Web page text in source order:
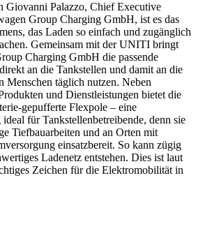
Giovanni Palazzo, Chief Executive
Group Charging GmbH, ist es das
das Laden so einfach und zugänglich
Gemeinsam mit der UNITI bringt
Charging GmbH die passende
an die Tankstellen und damit an die
Menschen täglich nutzen. Neben
und Dienstleistungen bietet die
gepufferte Flexpole – eine
für Tankstellenbetreibende, denn sie
Tiefbauarbeiten und an Orten mit
einsatzbereit. So kann zügig
Ladenetz entstehen. Dies ist laut
Zeichen für die Elektromobilität in